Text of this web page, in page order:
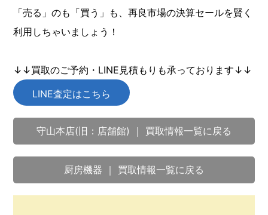
「売る」のも「買う」も、再良市場の決算セールを賢く
利用しちゃいましょう！
↓↓買取のご予約・LINE見積もりも承っております↓↓
LINE査定はこちら
守山本店(旧：店舗館) ｜ 買取情報一覧に戻る
厨房機器 ｜ 買取情報一覧に戻る